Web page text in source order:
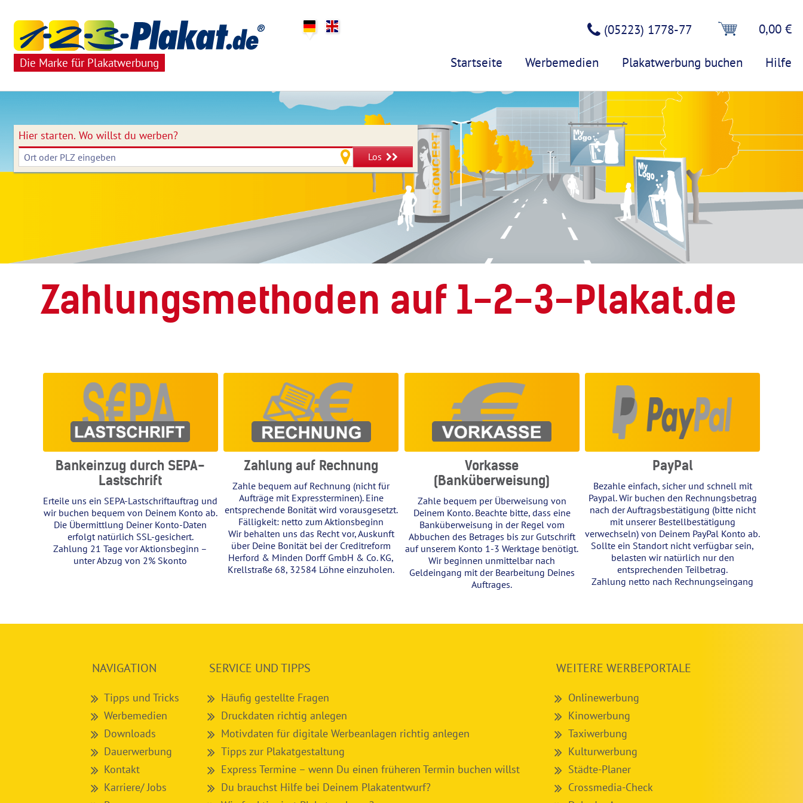
Die Marke für Plakatwerbung
(05223) 1778-77 0,00 €
Startseite Werbemedien Plakatwerbung buchen Hilfe
Hier starten. Wo willst du werben?
Los
Zahlungsmethoden auf 1-2-3-Plakat.de
Bankeinzug durch SEPA-
Lastschrift
Erteile uns ein SEPA-Lastschriftauftrag und
wir buchen bequem von Deinem Konto ab.
Die Übermittlung Deiner Konto-Daten
erfolgt natürlich SSL-gesichert.
Zahlung 21 Tage vor Aktionsbeginn –
unter Abzug von 2% Skonto
Zahlung auf Rechnung
Zahle bequem auf Rechnung (nicht für
Aufträge mit Expressterminen). Eine
entsprechende Bonität wird vorausgesetzt.
Fälligkeit: netto zum Aktionsbeginn
Wir behalten uns das Recht vor, Auskunft
über Deine Bonität bei der Creditreform
Herford & Minden Dorff GmbH & Co. KG,
Krellstraße 68, 32584 Löhne einzuholen.
Vorkasse
(Banküberweisung)
Zahle bequem per Überweisung von
Deinem Konto. Beachte bitte, dass eine
Banküberweisung in der Regel vom
Abbuchen des Betrages bis zur Gutschrift
auf unserem Konto 1-3 Werktage benötigt.
Wir beginnen unmittelbar nach
Geldeingang mit der Bearbeitung Deines
Auftrages.
PayPal
Bezahle einfach, sicher und schnell mit
Paypal. Wir buchen den Rechnungsbetrag
nach der Auftragsbestätigung (bitte nicht
mit unserer Bestellbestätigung
verwechseln) von Deinem PayPal Konto ab.
Sollte ein Standort nicht verfügbar sein,
belasten wir natürlich nur den
entsprechenden Teilbetrag.
Zahlung netto nach Rechnungseingang
NAVIGATION
Tipps und Tricks
Werbemedien
Downloads
Dauerwerbung
Kontakt
Karriere/ Jobs
SERVICE UND TIPPS
Häufig gestellte Fragen
Druckdaten richtig anlegen
Motivdaten für digitale Werbeanlagen richtig anlegen
Tipps zur Plakatgestaltung
Express Termine – wenn Du einen früheren Termin buchen willst
Du brauchst Hilfe bei Deinem Plakatentwurf?
WEITERE WERBEPORTALE
Onlinewerbung
Kinowerbung
Taxiwerbung
Kulturwerbung
Städte-Planer
Crossmedia-Check